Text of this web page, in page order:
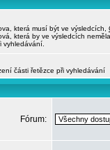
která musí být ve výsledcích,
která by ve výsledcích
vyhledávání.
části řetězce při vyhledávání
Fórum: